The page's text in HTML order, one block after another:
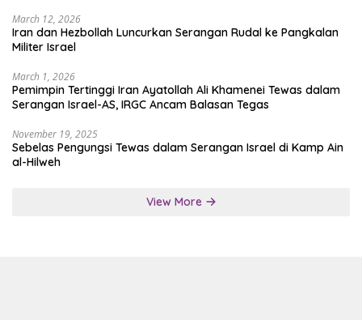
March 12, 2026
Iran dan Hezbollah Luncurkan Serangan Rudal ke Pangkalan
Militer Israel
March 1, 2026
Pemimpin Tertinggi Iran Ayatollah Ali Khamenei Tewas dalam
Serangan Israel-AS, IRGC Ancam Balasan Tegas
November 19, 2025
Sebelas Pengungsi Tewas dalam Serangan Israel di Kamp Ain
al-Hilweh
View More